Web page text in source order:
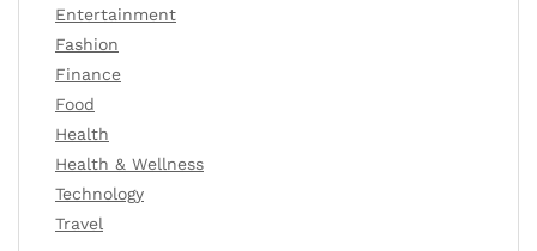
Entertainment
Fashion
Finance
Food
Health
Health & Wellness
Technology
Travel